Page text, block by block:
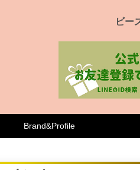
ビー
Brand&Profile